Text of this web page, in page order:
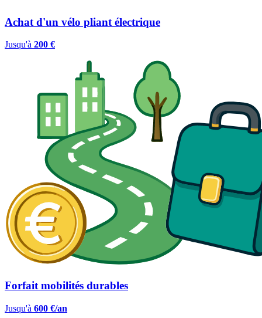
Achat d'un vélo pliant électrique
Jusqu'à 200 €
Forfait mobilités durables
Jusqu'à 600 €/an